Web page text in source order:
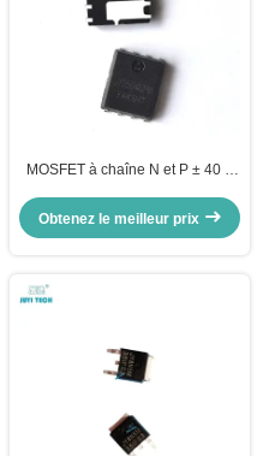
MOSFET à chaîne N et P ± 40 V
rapide pour la commande du
moteur CC
Obtenez le meilleur prix